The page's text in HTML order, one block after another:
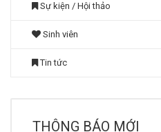
Sự kiện / Hội thảo
Sinh viên
Tin tức
THÔNG BÁO MỚI